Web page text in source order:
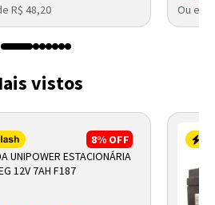
R$ 48,20 Ou em
vistos
8% OFF
(254)
UNIPOWER ESTACIONÁRIA
12V 7AH F187